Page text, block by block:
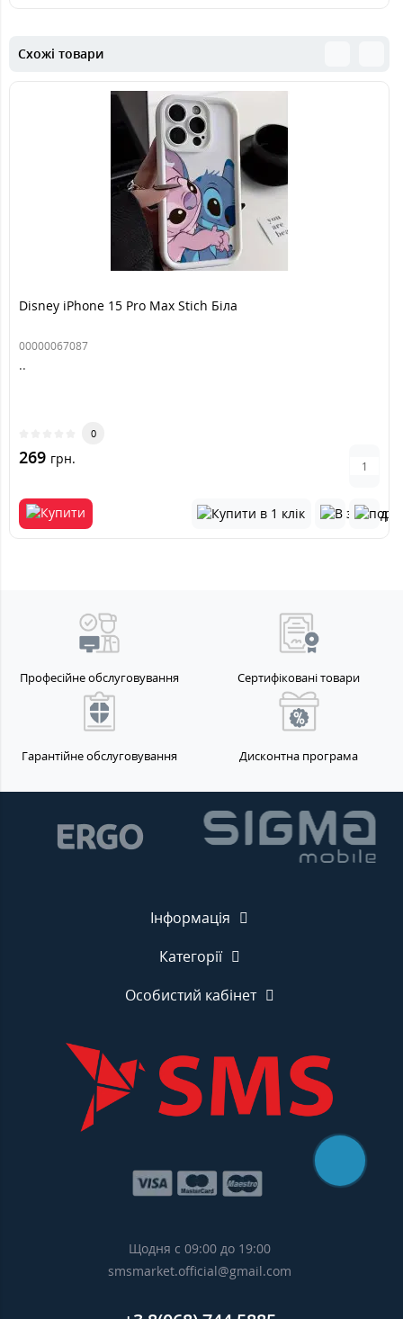
Схожі товари
Disney iPhone 15 Pro Max Stich Біла
00000067087
..
0
269 грн.
Професійне обслуговування Сертифіковані товари
Гарантійне обслуговування Дисконтна програма
Інформація
Категорії
Особистий кабінет
Щодня с 09:00 до 19:00
smsmarket.official@gmail.com